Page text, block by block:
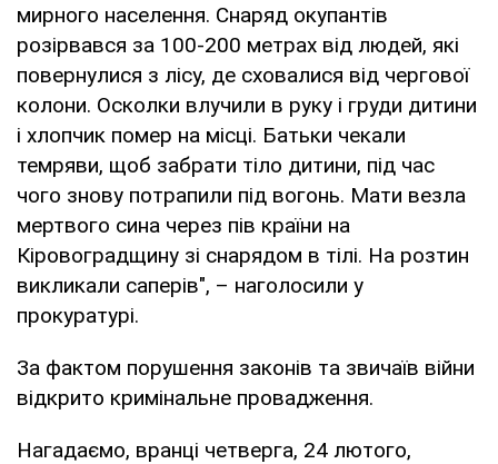
мирного населення. Снаряд окупантів
розірвався за 100-200 метрах від людей, які
повернулися з лісу, де сховалися від чергової
колони. Осколки влучили в руку і груди дитини
і хлопчик помер на місці. Батьки чекали
темряви, щоб забрати тіло дитини, під час
чого знову потрапили під вогонь. Мати везла
мертвого сина через пів країни на
Кіровоградщину зі снарядом в тілі. На розтин
викликали саперів", – наголосили у
прокуратурі.
За фактом порушення законів та звичаїв війни
відкрито кримінальне провадження.
Нагадаємо, вранці четверга, 24 лютого,